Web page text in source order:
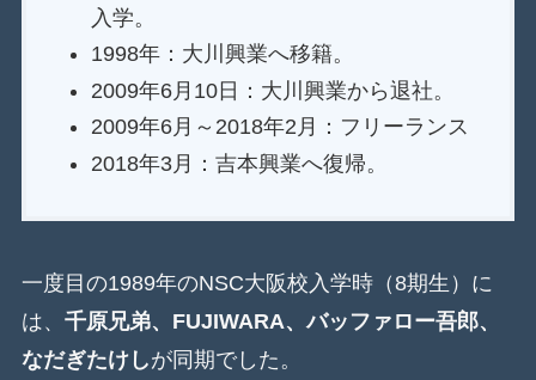
入学。
1998年：大川興業へ移籍。
2009年6月10日：大川興業から退社。
2009年6月～2018年2月：フリーランス
2018年3月：吉本興業へ復帰。
一度目の1989年のNSC大阪校入学時（8期生）に
は、 千原兄弟、FUJIWARA、バッファロー吾郎、
なだぎたけしが同期でした。